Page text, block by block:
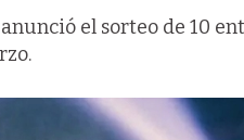
el sorteo de 10